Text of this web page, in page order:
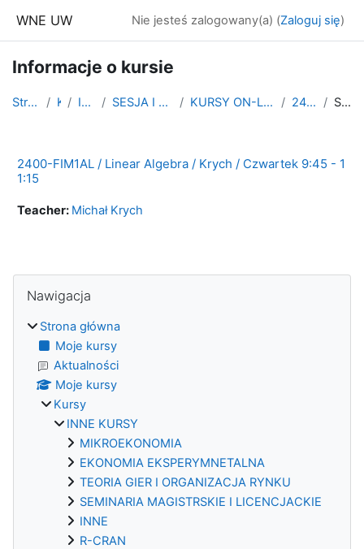
WNE UW Nie jesteś zalogowany(a) (Zaloguj się)
Informacje o kursie
Strona główna Kursy INNE KURSY SESJA I SEMESTR LETNI 2019/2020 KURSY ON-LINE NA OKRES KWARANTANNY PL 2400-FIM1AL ćw Streszczenie
2400-FIM1AL / Linear Algebra / Krych / Czwartek 9:45 - 1
1:15
Teacher: Michał Krych
Bloki
Nawigacja
Strona główna
Moje kursy
Aktualności
Moje kursy
Kursy
INNE KURSY
MIKROEKONOMIA
EKONOMIA EKSPERYMNETALNA
TEORIA GIER I ORGANIZACJA RYNKU
SEMINARIA MAGISTRSKIE I LICENCJACKIE
INNE
R-CRAN